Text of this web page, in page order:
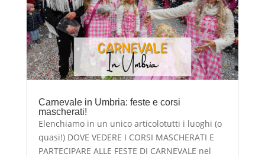
Carnevale in Umbria: feste e corsi
mascherati!
Elenchiamo in un unico articolotutti i luoghi (o
quasi!) DOVE VEDERE I CORSI MASCHERATI E
PARTECIPARE ALLE FESTE DI CARNEVALE nel